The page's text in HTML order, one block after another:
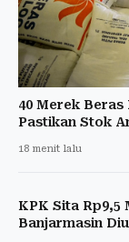
40 Merek
Pastikan Stok
18 menit lalu
KPK Sita Rp9,5
Banjarmasin